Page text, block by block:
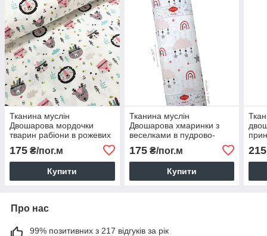
Тканина муслін
Двошарова мордочки
тварин рабіони в рожевих
тонах на білому (шир. 1,6
м) (MS-С-0286)
175 ₴/пог.м
Купити
Тканина муслін
Двошарова хмаринки з
веселками в пудрово-
(шир. 1,6 м) (MS-S-0373)
175₴/пог.м
Купити
на
215
Про нас
99% позитивних з 217 відгуків за рік